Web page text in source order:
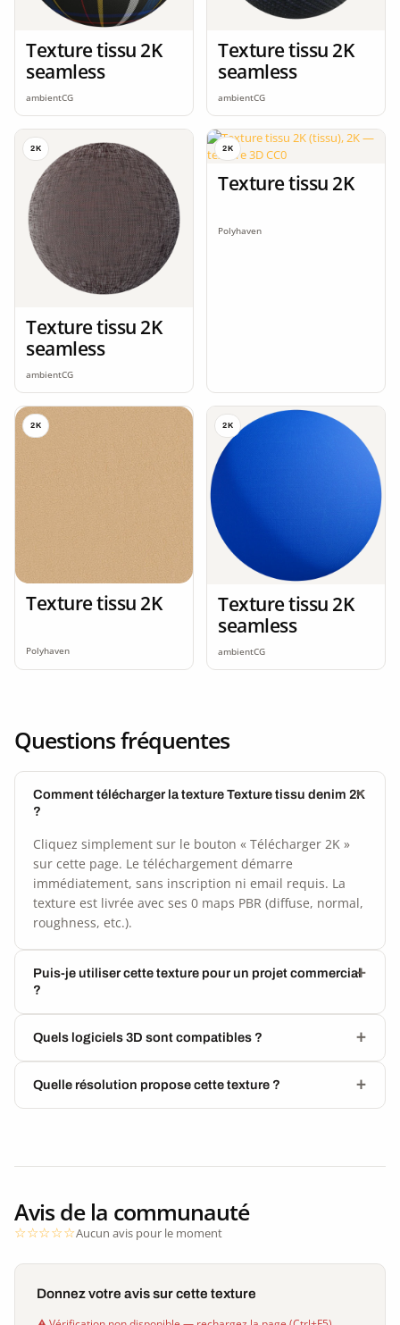
Texture tissu 2K
seamless
ambientCG
Texture tissu 2K
seamless
ambientCG
2K
Texture tissu 2K
seamless
ambientCG
2K
Texture tissu 2K
Polyhaven
2K
Texture tissu 2K
Polyhaven
2K
Texture tissu 2K
seamless
ambientCG
Questions fréquentes
Comment télécharger la texture Texture tissu denim 2K
?
Cliquez simplement sur le bouton « Télécharger 2K »
sur cette page. Le téléchargement démarre
immédiatement, sans inscription ni email requis. La
texture est livrée avec ses 0 maps PBR (diffuse, normal,
roughness, etc.).
Puis-je utiliser cette texture pour un projet commercial
?
Quels logiciels 3D sont compatibles ?
Quelle résolution propose cette texture ?
Avis de la communauté
Aucun avis pour le moment
Donnez votre avis sur cette texture